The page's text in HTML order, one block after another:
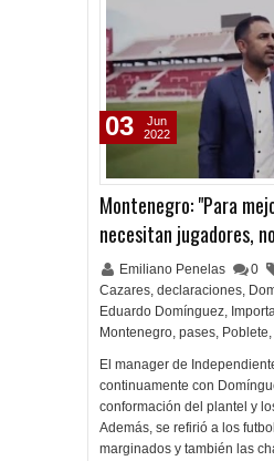
Montenegro: "Para
necesitan jugadores,
Emiliano Penelas 0
Cazares, declaraciones,
Eduardo Domínguez,
Montenegro, pases, Poblete,
El manager de
continuamente con
conformación del plantel y
Además, se refirió a los
marginados y también las
03
Jun
2022